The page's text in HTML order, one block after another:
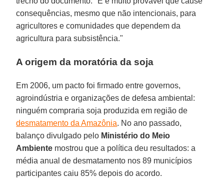
consequências, mesmo que não intencionais, para
agricultores e comunidades que dependem da
agricultura para subsistência."
A origem da moratória da soja
Em 2006, um pacto foi firmado entre governos,
agroindústria e organizações de defesa ambiental:
ninguém compraria soja produzida em região de
desmatamento da Amazônia. No ano passado,
balanço divulgado pelo Ministério do Meio
Ambiente mostrou que a política deu resultados: a
média anual de desmatamento nos 89 municípios
participantes caiu 85% depois do acordo.